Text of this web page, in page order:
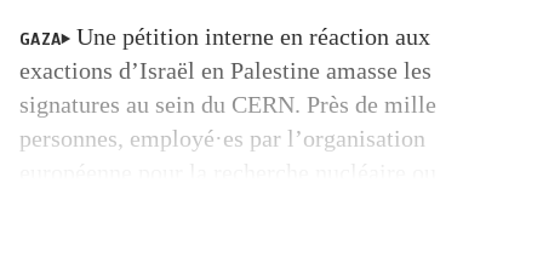
GAZA
Une pétition interne en réaction aux
exactions d’Israël en Palestine amasse les
signatures au sein du CERN. Près de mille
personnes, employé·es par l’organisation